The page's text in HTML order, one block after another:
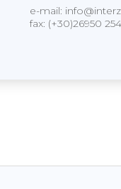
e-mail:
fax: (+30)26950